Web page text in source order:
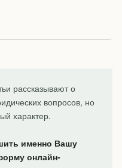
рассказывают о
вопросов, но
характер.
именно Вашу
онлайн-